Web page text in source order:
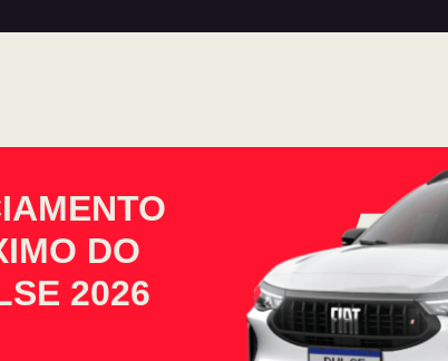
DO
2026